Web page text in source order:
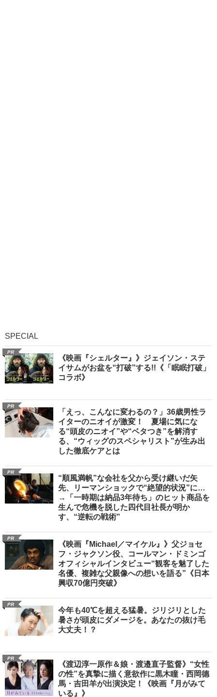
SPECIAL
PR
《映画『シェルター』》ジェイソン・ステ
イサムがお盆を“打破”する!!《「眠眠打破」
コラボ》
PR
「えっ、こんなに変わるの？」36歳男性ラ
イターのニオイが激変！ 夏場に気にな
る“頭皮のニオイ”や“ベタつき”を解消す
る、“ウィッグのスペシャリスト”が生み出
した徹底ケアとは
PR
“順風満帆”な会社を父から受け継いだ矢
先、リーマンショックで“絶望的状況”に…
→「一時期は納品3年待ち」のヒット商品を
生んで危機を脱した四代目社長が明か
す、“逆転の戦術”
PR
《映画『Michael／マイケル』》父ジョセ
フ・ジャクソン役、コールマン・ドミンゴ
オフィシャルインタビュー“観客を魅了した
名優、複雑な父親像への想いを語る”《日本
興収70億円突破》
PR
今年も40℃を超える猛暑。ジリジリとした
暑さが頭皮にダメージを。あなたの抜け毛
大丈夫！？
PR
《渡辺淳一原作＆娘・渡邉直子監督》“女性
の性”を真摯に描く意欲作に黒木瞳・西岡德
馬・吉田羊が出演決定！《映画『月がみて
いる』》